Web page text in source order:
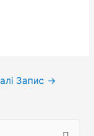
Запис →